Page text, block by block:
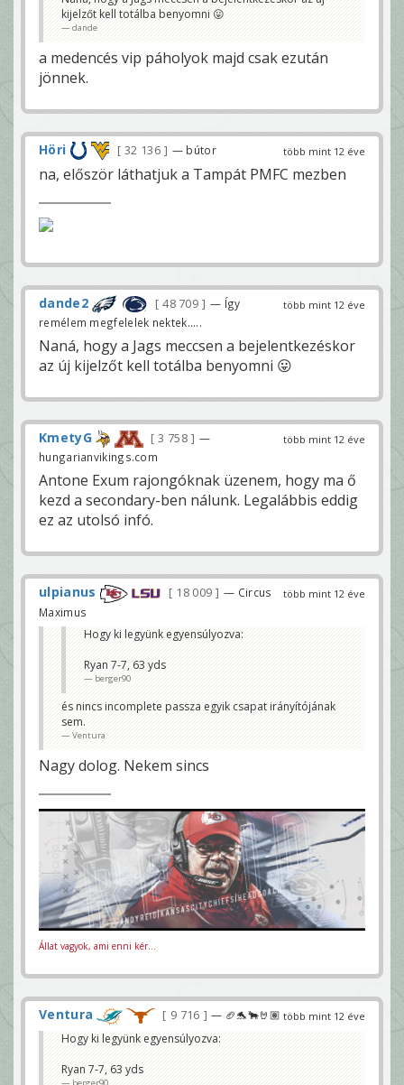
kijelzőt kell totálba benyomni 😛
dande
a medencés vip páholyok majd csak ezután
jönnek.
több mint 12 éve
Höri 32 136 — bútor
na, először láthatjuk a Tampát PMFC mezben
több mint 12 éve
dande2 48 709
— Így
remélem megfelelek nektek.....
Naná, hogy a Jags meccsen a bejelentkezéskor
az új kijelzőt kell totálba benyomni 😛
több mint 12 éve
KmetyG 3 758
—
hungarianvikings.com
Antone Exum rajongóknak üzenem, hogy ma ő
kezd a secondary-ben nálunk. Legalábbis eddig
ez az utolsó infó.
több mint 12 éve
ulpianus 18 009
— Circus
Maximus
Hogy ki legyünk egyensúlyozva:
Ryan 7-7, 63 yds
berger90
és nincs incomplete passza egyik csapat irányítójának
sem.
Ventura
Nagy dolog. Nekem sincs
Állat vagyok, ami enni kér...
több mint 12 éve
Ventura 9 716 — 🏈🐬🐂🤘🏽
Hogy ki legyünk egyensúlyozva:
Ryan 7-7, 63 yds
berger90